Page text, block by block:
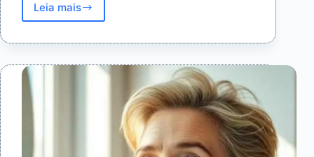
Leia maisPeptídeos:
Segredo
Rejuvenescer